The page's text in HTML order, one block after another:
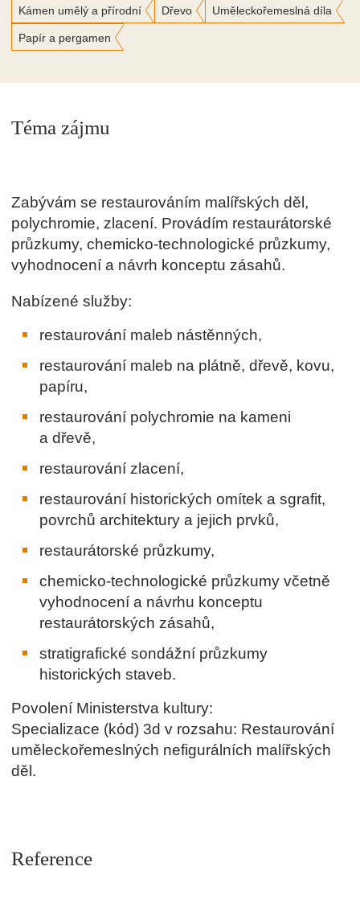
Kámen umělý a přírodní Dřevo Uměleckořemeslná díla
Papír a pergamen
Téma zájmu
Zabývám se restaurováním malířských děl,
polychromie, zlacení. Provádím restaurátorské
průzkumy, chemicko-technologické průzkumy,
vyhodnocení a návrh konceptu zásahů.
Nabízené služby:
restaurování maleb nástěnných,
restaurování maleb na plátně, dřevě, kovu,
papíru,
restaurování polychromie na kameni
a dřevě,
restaurování zlacení,
restaurování historických omítek a sgrafit,
povrchů architektury a jejich prvků,
restaurátorské průzkumy,
chemicko-technologické průzkumy včetně
vyhodnocení a návrhu konceptu
restaurátorských zásahů,
stratigrafické sondážní průzkumy
historických staveb.
Povolení Ministerstva kultury:
Specializace (kód) 3d v rozsahu: Restaurování
uměleckořemeslných nefigurálních malířských
děl.
Reference